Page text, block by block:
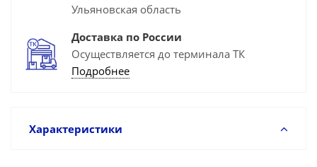
Ульяновская область
Доставка по России
Осуществляется до терминала ТК
Подробнее
Характеристики